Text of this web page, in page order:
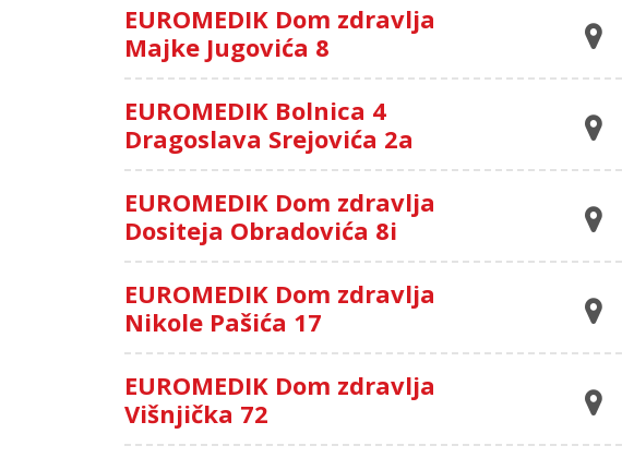
EUROMEDIK Dom zdravlja
Majke Jugovića 8
EUROMEDIK Bolnica 4
Dragoslava Srejovića 2a
EUROMEDIK Dom zdravlja
Dositeja Obradovića 8i
EUROMEDIK Dom zdravlja
Nikole Pašića 17
EUROMEDIK Dom zdravlja
Višnjička 72